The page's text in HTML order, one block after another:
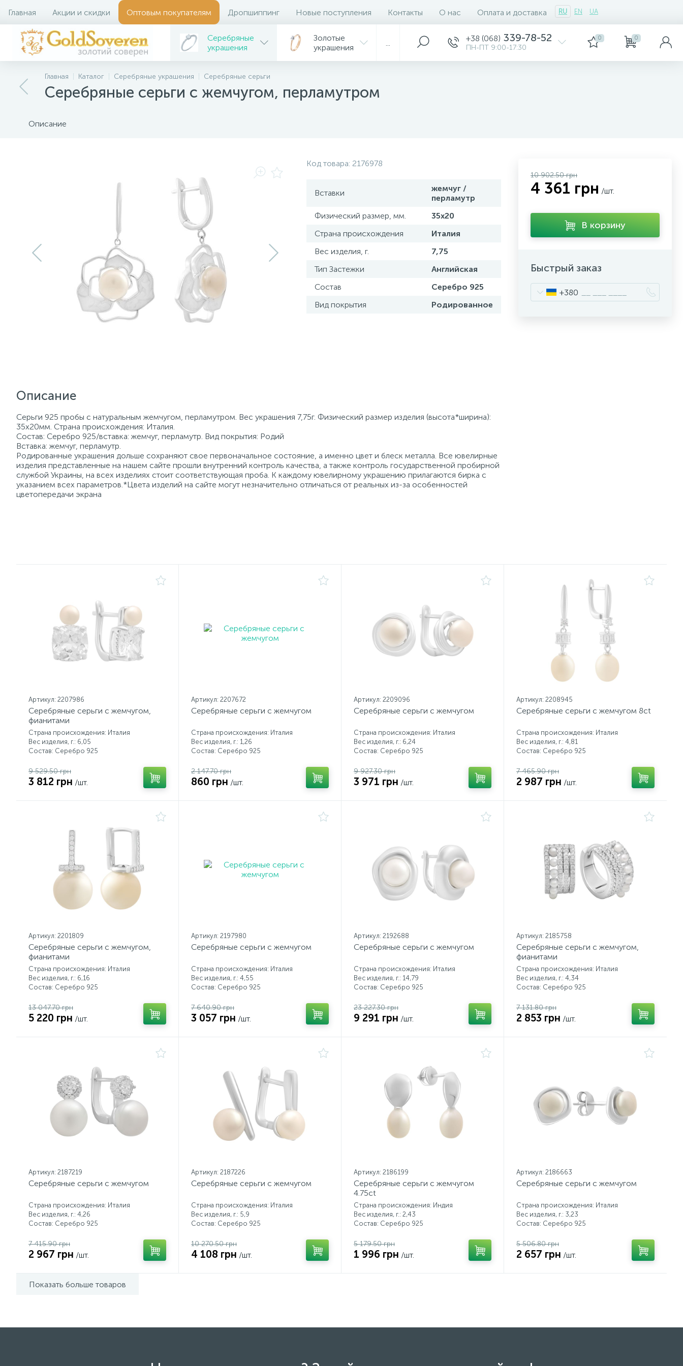
Главная Акции и скидки Оптовым покупателям Дропшиппинг Новые поступления Контакты О нас Оплата и доставка RU EN UA
Серебряные
украшения
Золотые
украшения
+38 (068) 339-78-52
ПН-ПТ 9:00-17:30
0 0
Главная Каталог Серебряные украшения Серебряные серьги
Серебряные серьги с жемчугом, перламутром
Описание
Код товара: 2176978
Вставки
жемчуг /
перламутр
Физический размер, мм.
35х20
Страна происхождения
Италия
Вес изделия, г.
7,75
Тип Застежки
Английская
Состав
Серебро 925
Вид покрытия
Родированное
Описание
Серьги 925 пробы с натуральным жемчугом, перламутром. Вес украшения 7,75г. Физический размер изделия (высота*ширина):
35х20мм. Страна происхождения: Италия.
Состав: Серебро 925/вставка: жемчуг, перламутр. Вид покрытия: Родий
Вставка: жемчуг, перламутр.
Родированные украшения дольше сохраняют свое первоначальное состояние, а именно цвет и блеск металла. Все ювелирные
изделия представленные на нашем сайте прошли внутренний контроль качества, а также контроль государственной пробирной
службой Украины, на всех изделиях стоит соответствующая проба. К каждому ювелирному украшению прилагаются бирка с
указанием всех параметров.*Цвета изделий на сайте могут незначительно отличаться от реальных из-за особенностей
цветопередачи экрана
10 902.50 грн
4 361 грн /шт.
В корзину
Быстрый заказ
+380
Артикул: 2207986
Серебряные серьги с жемчугом,
фианитами
Страна происхождения: Италия
Вес изделия, г.: 6,05
Состав: Серебро 925
9 529.50 грн
3 812 грн /шт.
Артикул: 2207672
Серебряные серьги с жемчугом
Страна происхождения: Италия
Вес изделия, г.: 1,26
Состав: Серебро 925
2 147.70 грн
860 грн /шт.
Артикул: 2209096
Серебряные серьги с жемчугом
Страна происхождения: Италия
Вес изделия, г.: 6,24
Состав: Серебро 925
9 927.30 грн
3 971 грн /шт.
Артикул: 2208945
Серебряные серьги с жемчугом 8ct
Страна происхождения: Италия
Вес изделия, г.: 4,81
Состав: Серебро 925
7 465.90 грн
2 987 грн /шт.
Артикул: 2201809
Серебряные серьги с жемчугом,
фианитами
Страна происхождения: Италия
Вес изделия, г.: 6,16
Состав: Серебро 925
13 047.70 грн
5 220 грн /шт.
Артикул: 2197980
Серебряные серьги с жемчугом
Страна происхождения: Италия
Вес изделия, г.: 4,55
Состав: Серебро 925
7 640.90 грн
3 057 грн /шт.
Артикул: 2192688
Серебряные серьги с жемчугом
Страна происхождения: Италия
Вес изделия, г.: 14,79
Состав: Серебро 925
23 227.30 грн
9 291 грн /шт.
Артикул: 2185758
Серебряные серьги с жемчугом,
фианитами
Страна происхождения: Италия
Вес изделия, г.: 4,34
Состав: Серебро 925
7 131.80 грн
2 853 грн /шт.
Артикул: 2187219
Серебряные серьги с жемчугом
Страна происхождения: Италия
Вес изделия, г.: 4,26
Состав: Серебро 925
7 415.90 грн
2 967 грн /шт.
Артикул: 2187226
Серебряные серьги с жемчугом
Страна происхождения: Италия
Вес изделия, г.: 5,9
Состав: Серебро 925
10 270.50 грн
4 108 грн /шт.
Артикул: 2186199
Серебряные серьги с жемчугом
4.75ct
Страна происхождения: Индия
Вес изделия, г.: 2,43
Состав: Серебро 925
5 179.50 грн
1 996 грн /шт.
Артикул: 2186663
Серебряные серьги с жемчугом
Страна происхождения: Италия
Вес изделия, г.: 3,23
Состав: Серебро 925
5 506.80 грн
2 657 грн /шт.
Показать больше товаров